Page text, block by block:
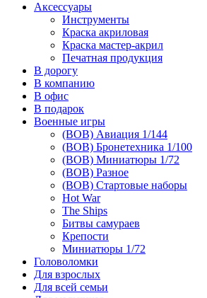
Аксессуары
Инструменты
Краска акриловая
Краска мастер-акрил
Печатная продукция
В дорогу
В компанию
В офис
В подарок
Военные игры
(ВОВ) Авиация 1/144
(ВОВ) Бронетехника 1/100
(ВОВ) Миниатюры 1/72
(ВОВ) Разное
(ВОВ) Стартовые наборы
Hot War
The Ships
Битвы самураев
Крепости
Миниатюры 1/72
Головоломки
Для взрослых
Для всей семьи